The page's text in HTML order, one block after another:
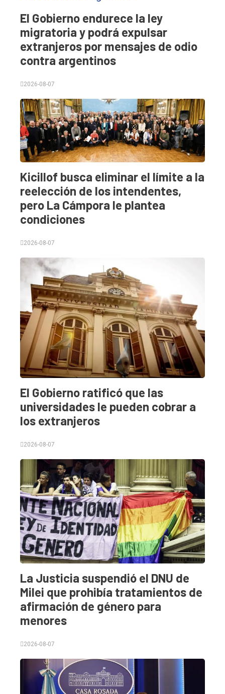
El Gobierno endurece la ley
migratoria y podrá expulsar
extranjeros por mensajes de odio
contra argentinos
2026-08-07
Kicillof busca eliminar el límite a la
reelección de los intendentes,
pero La Cámpora le plantea
condiciones
2026-08-07
El Gobierno ratificó que las
universidades le pueden cobrar a
los extranjeros
2026-08-07
La Justicia suspendió el DNU de
Milei que prohibía tratamientos de
afirmación de género para
menores
2026-08-07